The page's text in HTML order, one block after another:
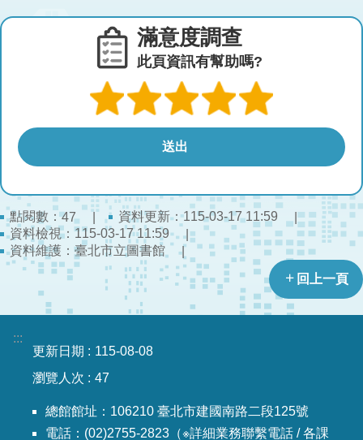
滿意度調查
此頁資訊有幫助嗎?
點閱數：47
資料更新：115-03-17 11:59
資料檢視：115-03-17 11:59
資料維護：臺北市立圖書館
回上一頁
:::
更新日期
115-08-08
瀏覽人次
47
總館館址：106210 臺北市建國南路二段125號
電話：(02)2755-2823（※詳細業務聯繫電話 / 各課